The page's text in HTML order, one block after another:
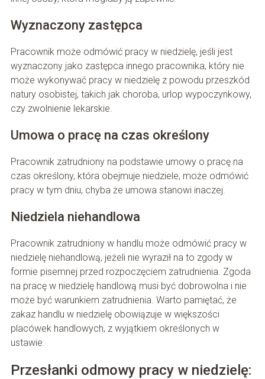
Wyznaczony zastępca
Pracownik może odmówić pracy w niedzielę, jeśli jest
wyznaczony jako zastępca innego pracownika, który nie
może wykonywać pracy w niedzielę z powodu przeszkód
natury osobistej, takich jak choroba, urlop wypoczynkowy,
czy zwolnienie lekarskie.
Umowa o pracę na czas określony
Pracownik zatrudniony na podstawie umowy o pracę na
czas określony, która obejmuje niedziele, może odmówić
pracy w tym dniu, chyba że umowa stanowi inaczej.
Niedziela niehandlowa
Pracownik zatrudniony w handlu może odmówić pracy w
niedzielę niehandlową, jeżeli nie wyraził na to zgody w
formie pisemnej przed rozpoczęciem zatrudnienia. Zgoda
na pracę w niedzielę handlową musi być dobrowolna i nie
może być warunkiem zatrudnienia. Warto pamiętać, że
zakaz handlu w niedzielę obowiązuje w większości
placówek handlowych, z wyjątkiem określonych w
ustawie.
Przesłanki odmowy pracy w niedzielę: